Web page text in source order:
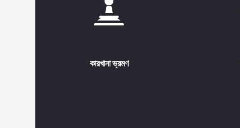
কারখানা ভ্রমণ